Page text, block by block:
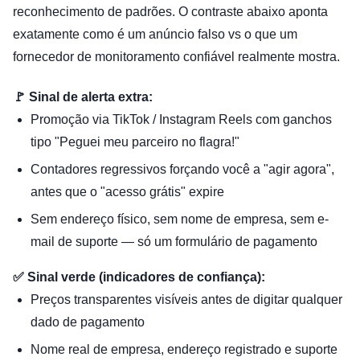
reconhecimento de padrões. O contraste abaixo aponta
exatamente como é um anúncio falso vs o que um
fornecedor de monitoramento confiável realmente mostra.
🚩 Sinal de alerta extra:
Promoção via TikTok / Instagram Reels com ganchos
tipo "Peguei meu parceiro no flagra!"
Contadores regressivos forçando você a "agir agora",
antes que o "acesso grátis" expire
Sem endereço físico, sem nome de empresa, sem e-
mail de suporte — só um formulário de pagamento
✅ Sinal verde (indicadores de confiança):
Preços transparentes visíveis antes de digitar qualquer
dado de pagamento
Nome real de empresa, endereço registrado e suporte